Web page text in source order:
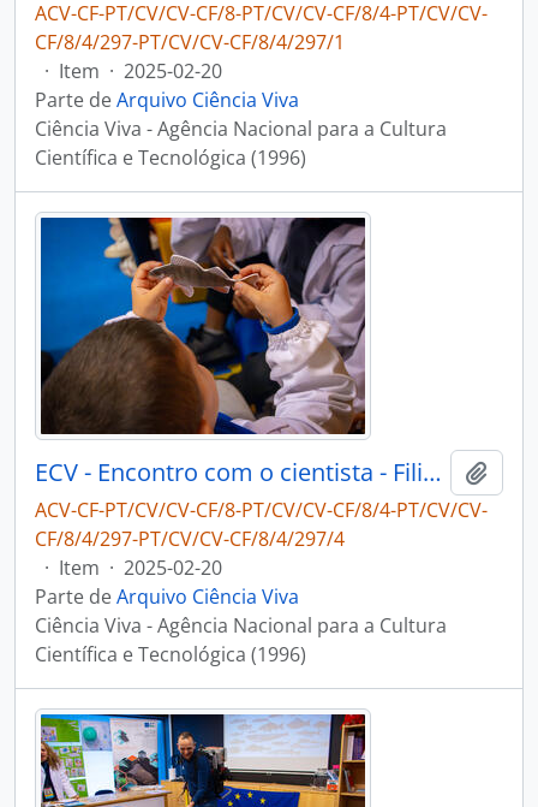
ACV-CF-PT/CV/CV-CF/8-PT/CV/CV-CF/8/4-PT/CV/CV-
CF/8/4/297-PT/CV/CV-CF/8/4/297/1
· Item · 2025-02-20
Parte deArquivo Ciência Viva
Ciência Viva - Agência Nacional para a Cultura
Científica e Tecnológica (1996)
ECV - Encontro com o cientista - Filipe Ribeiro e Diogo Ribeiro
ACV-CF-PT/CV/CV-CF/8-PT/CV/CV-CF/8/4-PT/CV/CV-
CF/8/4/297-PT/CV/CV-CF/8/4/297/4
· Item · 2025-02-20
Parte deArquivo Ciência Viva
Ciência Viva - Agência Nacional para a Cultura
Científica e Tecnológica (1996)